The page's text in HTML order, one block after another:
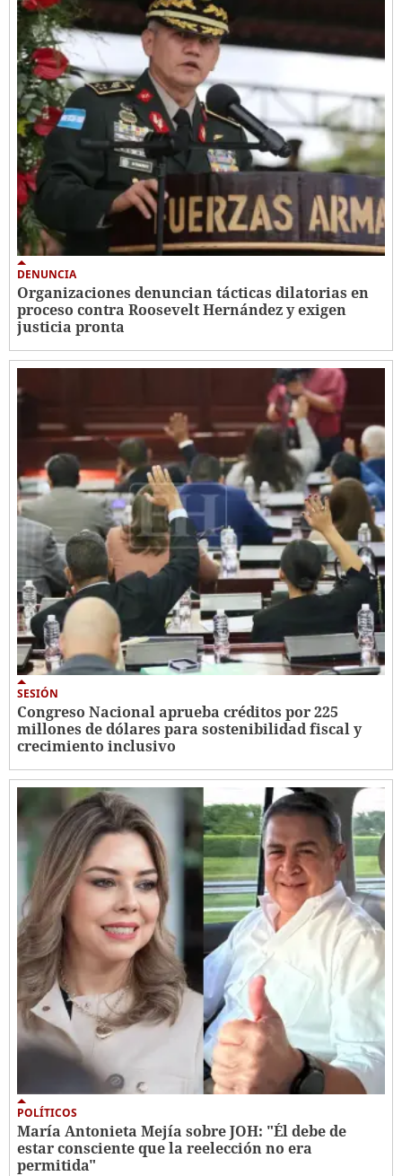
DENUNCIA
Organizaciones denuncian tácticas dilatorias en
proceso contra Roosevelt Hernández y exigen
justicia pronta
SESIÓN
Congreso Nacional aprueba créditos por 225
millones de dólares para sostenibilidad fiscal y
crecimiento inclusivo
POLÍTICOS
María Antonieta Mejía sobre JOH: "Él debe de
estar consciente que la reelección no era
permitida"